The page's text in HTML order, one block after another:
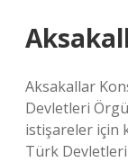
Aksakallar
Devletleri
istişareler için
Türk Devletleri